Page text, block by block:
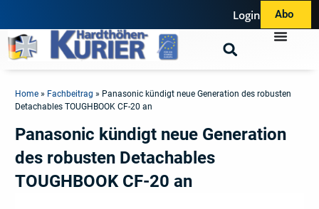
Login Abo
Home » Fachbeitrag » Panasonic kündigt neue Generation des robusten
Detachables TOUGHBOOK CF-20 an
Panasonic kündigt neue Generation
des robusten Detachables
TOUGHBOOK CF-20 an